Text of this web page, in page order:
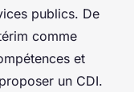
publics. De
comme
et
un CDI.